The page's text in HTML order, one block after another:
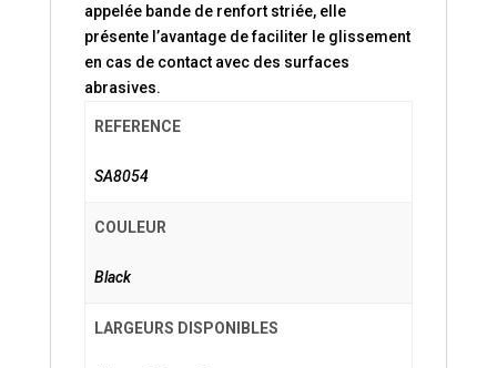
appelée bande de renfort striée, elle
présente l’avantage de faciliter le glissement
en cas de contact avec des surfaces
abrasives.
REFERENCE
SA8054
COULEUR
Black
LARGEURS DISPONIBLES